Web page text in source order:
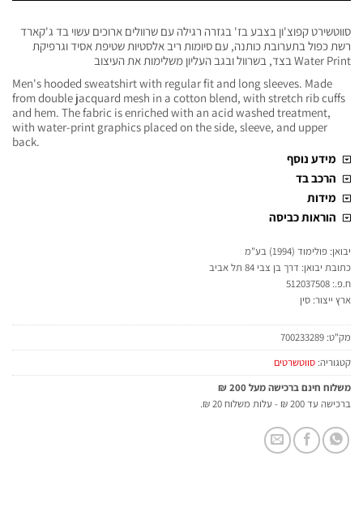
סווטשירט קפוצ'ון בצבע בז' בגזרה רגילה עם שרוולים ארוכים עשוי בד ג'קארד
רשת כפול בתערובת כותנה, עם סיומות ריב אלסטיות שטיפת אסיד וגרפיקת
Water Print בצד, בשרוול ובגב העליון משלימות את העיצוב
Men's hooded sweatshirt with regular fit and long sleeves. Made
from double jacquard mesh in a cotton blend, with stretch rib cuffs
and hem. The fabric is enriched with an acid washed treatment,
with water-print graphics placed on the side, sleeve, and upper
back.
מידע נוסף
הרכב בד
מידות
הוראות כביסה
יבואן: פולימוד (1994) בע"מ
כתובת יבואן: דרך בן צבי 84 תל אביב
ח.פ.: 512037508
ארץ ייצור: סין
מק"ט: 700233289
קטגוריה: סווטשרטים
משלוח חינם ברכישה מעל 200 ₪
ברכישה עד 200 ₪ - עלות משלוח 20 ₪.